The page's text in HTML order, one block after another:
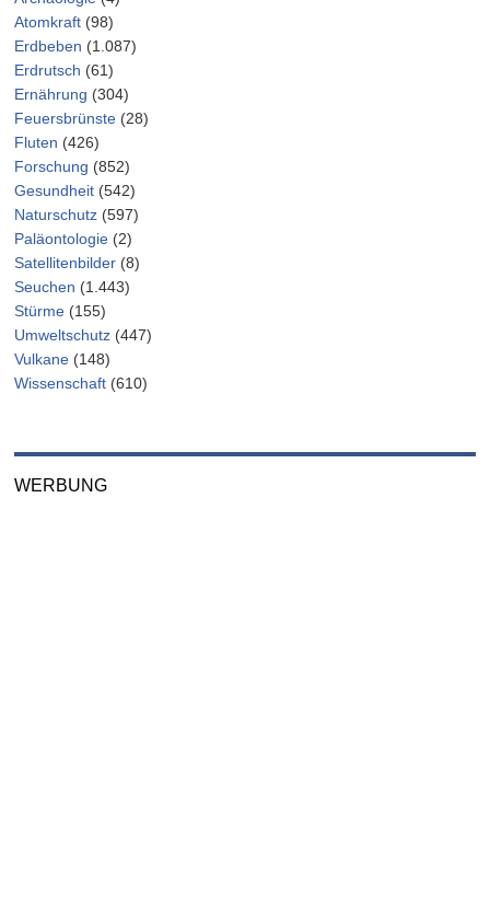
Atomkraft (98)
Erdbeben (1.087)
Erdrutsch (61)
Ernährung (304)
Feuersbrünste (28)
Fluten (426)
Forschung (852)
Gesundheit (542)
Naturschutz (597)
Paläontologie (2)
Satellitenbilder (8)
Seuchen (1.443)
Stürme (155)
Umweltschutz (447)
Vulkane (148)
Wissenschaft (610)
WERBUNG